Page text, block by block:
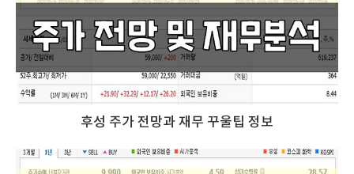
후성 주가 전망과 재무 꾸울팁 정보